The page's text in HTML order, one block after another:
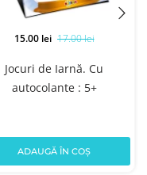
Jocuri de Iarnă. Cu
autocolante : 5+
15.00 lei 17.00 lei
ADAUGĂ ÎN COȘ